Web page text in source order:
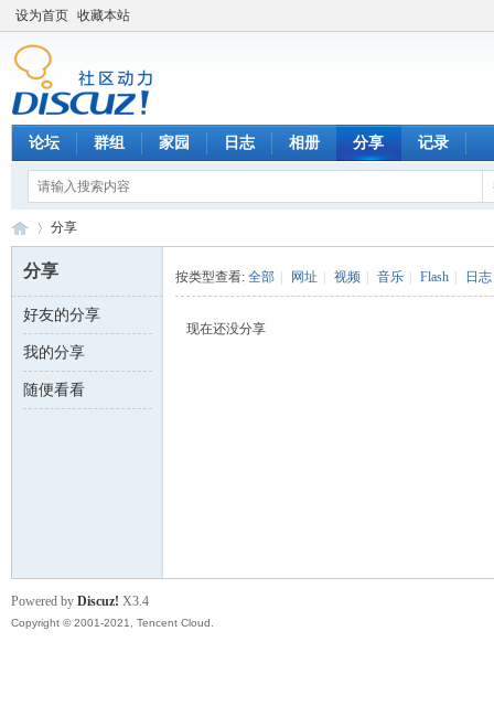
设为首页 收藏本站
论坛 群组 家园 日志 相册 分享 记录
数 ›
分享
分享
好友的分享
我的分享
随便看看
按类型查看: 全部 网址 视频 音乐 Flash 日志
现在还没分享
Powered by Discuz! X3.4
Copyright © 2001-2021, Tencent Cloud.